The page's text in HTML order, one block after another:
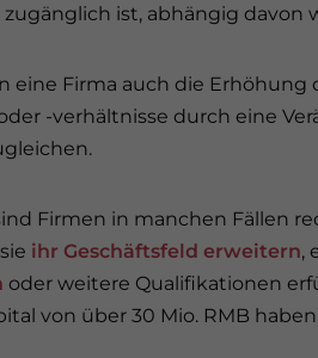
ist, abhängig davon
eine Firma auch die
-verhältnisse durch eine
Firmen in manchen Fällen
ihr Geschäftsfeld erweitern,
oder weitere Qualifikationen
von über 30 Mio. RMB